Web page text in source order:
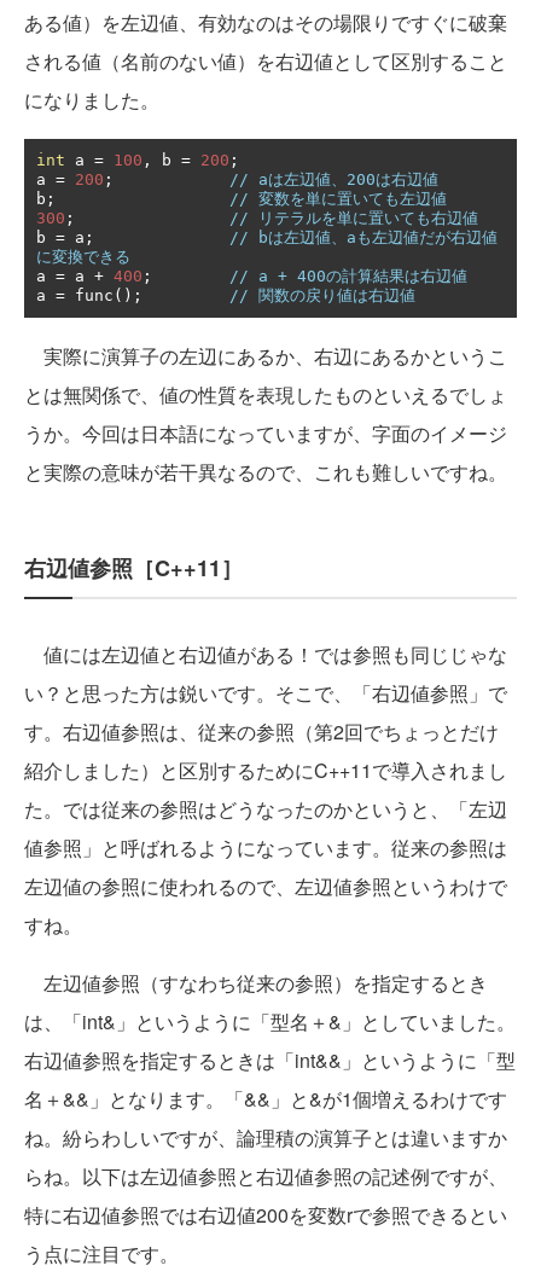
ある値）を左辺値、有効なのはその場限りですぐに破棄
される値（名前のない値）を右辺値として区別すること
になりました。
int a = 100 , b = 200 ;
a = 200 ;
// aは左辺値、200は右辺値
b ;
// 変数を単に置いても左辺値
300 ;
// リテラルを単に置いても右辺値
b = a ;
// bは左辺値、aも左辺値だが右辺値
に変換できる
a = a + 400 ;
// a + 400の計算結果は右辺値
a = func (); // 関数の戻り値は右辺値
実際に演算子の左辺にあるか、右辺にあるかというこ
とは無関係で、値の性質を表現したものといえるでしょ
うか。今回は日本語になっていますが、字面のイメージ
と実際の意味が若干異なるので、これも難しいですね。
右辺値参照［C++11］
値には左辺値と右辺値がある！では参照も同じじゃな
い？と思った方は鋭いです。そこで、「右辺値参照」で
す。右辺値参照は、従来の参照（第2回でちょっとだけ
紹介しました）と区別するためにC++11で導入されまし
た。では従来の参照はどうなったのかというと、「左辺
値参照」と呼ばれるようになっています。従来の参照は
左辺値の参照に使われるので、左辺値参照というわけで
すね。
左辺値参照（すなわち従来の参照）を指定するとき
は、「int&」というように「型名＋&」としていました。
右辺値参照を指定するときは「int&&」というように「型
名＋&&」となります。「&&」と&が1個増えるわけです
ね。紛らわしいですが、論理積の演算子とは違いますか
らね。以下は左辺値参照と右辺値参照の記述例ですが、
特に右辺値参照では右辺値200を変数rで参照できるとい
う点に注目です。